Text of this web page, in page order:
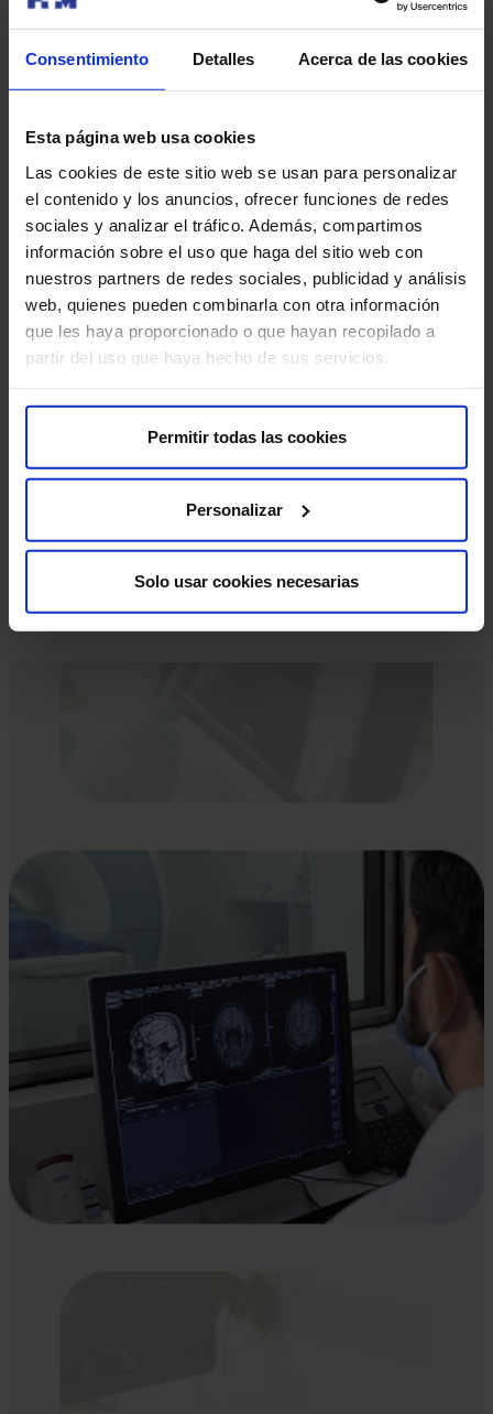
Consentimiento Detalles Acerca de las cookies
Esta página web usa cookies
Las cookies de este sitio web se usan para personalizar
el contenido y los anuncios, ofrecer funciones de redes
sociales y analizar el tráfico. Además, compartimos
información sobre el uso que haga del sitio web con
nuestros partners de redes sociales, publicidad y análisis
web, quienes pueden combinarla con otra información
que les haya proporcionado o que hayan recopilado a
partir del uso que haya hecho de sus servicios.
Permitir todas las cookies
Personalizar
Solo usar cookies necesarias
Reacción al medio de contraste:algunas personas
pueden experimentar reacciones alérgicas al medio de
contraste, aunque esto es raro. En caso de ocurrir, hay
Problemas renales:
si tienes problemas renales, es
importante que lo discutas con tu médico, ya que el
medio de contraste puede afectar la función renal.
Para que tu prueba se desarrolle sin contratiempos, te
pedimos que llegues con antelación a la hora indicada.
Así podremos realizar la preparación administrativa y
clínica necesaria.
que deberás leer y firmar.
Si tu cita es para una Resonancia Magnética (RM), es
marcapasos, objetos metálicos, prótesis (incluidas las
dentales), tatuajes o dispositivos de infusión de
medicamentos, como bombas de insulina.